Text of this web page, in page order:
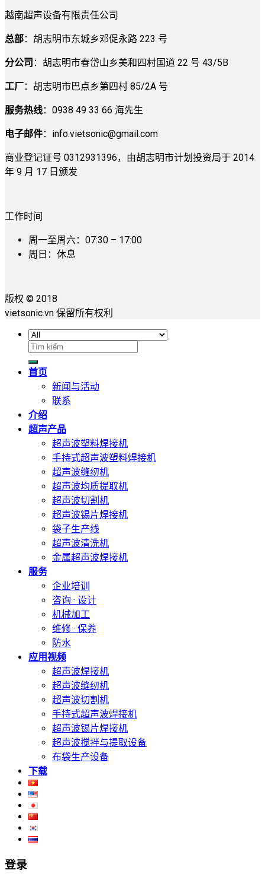
越南超声设备有限责任公司
总部：胡志明市东城乡邓促永路 223 号
分公司 ：胡志明市春岱山乡美和四村国道 22 号 43/5B
工厂：胡志明市巴点乡第四村 85/2A 号
服务热线：0938 49 33 66 海先生
电子邮件： info.vietsonic@gmail.com
商业登记证号 0312931396，由胡志明市计划投资局于 2014
年 9 月 17 日颁发
工作时间
周一至周六：07:30 – 17:00
周日：休息
版权 © 2018
vietsonic.vn 保留所有权利
搜
索：
首页
新闻与活动
联系
介绍
超声产品
超声波塑料焊接机
手持式超声波塑料焊接机
超声波缝纫机
超声波均质提取机
超声波切割机
超声波锡片焊接机
袋子生产线
超声波清洗机
金属超声波焊接机
服务
企业培训
咨询 · 设计
机械加工
维修 · 保养
防水
应用视频
超声波焊接机
超声波缝纫机
超声波切割机
手持式超声波焊接机
超声波锡片焊接机
超声波搅拌与提取设备
布袋生产设备
下载
登录